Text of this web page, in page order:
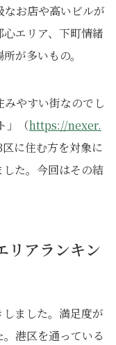
なお店や高いビルが
エリア、下町情緒
が多いもの。
やすい街なのでし
」（https://nexer.
に住む方を対象に
た。今回はその結
リアランキン
ました。満足度が
港区を通っている